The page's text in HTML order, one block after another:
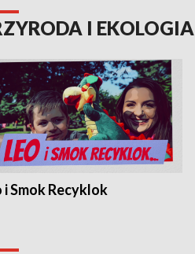
I EKOLOGIA
i Smok Recyklok